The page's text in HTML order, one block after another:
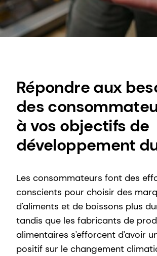
Répondre aux
des
à vos objectifs de
développement
Les consommateurs font des
conscients pour choisir des
d'aliments et de boissons plus
tandis que les fabricants de
alimentaires s'efforcent d'avoir
positif sur le changement